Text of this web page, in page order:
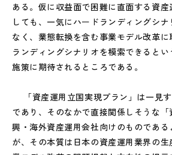
ある。仮に収益面で困難に直面する資産
しても、一気にハードランディングシ
なく、業態転換を含む事業モデル改革
ランディングシナリオを模索できると
施策に期待されるところである。
「資産運用立国実現プラン」は一見
であり、そのなかで直接関係しそうな
興・海外資産運用会社向けのものである
が、その本質は日本の資産運用業界の